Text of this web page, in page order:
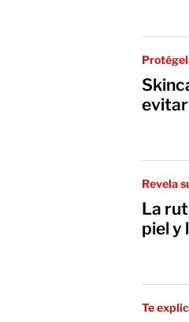
evitar
Revela
La
piel y
Te